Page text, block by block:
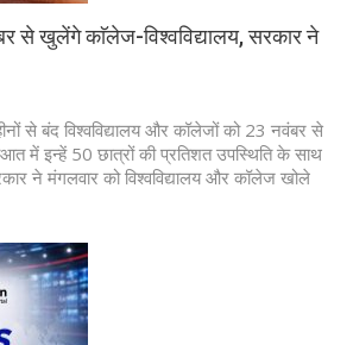
से खुलेंगे काॅलेज-विश्वविद्यालय, सरकार ने
से बंद विश्वविद्यालय और कॉलेजों को 23 नवंबर से
में इन्हें 50 छात्रों की प्रतिशत उपस्थिति के साथ
ने मंगलवार को विश्वविद्यालय और कॉलेज खोले